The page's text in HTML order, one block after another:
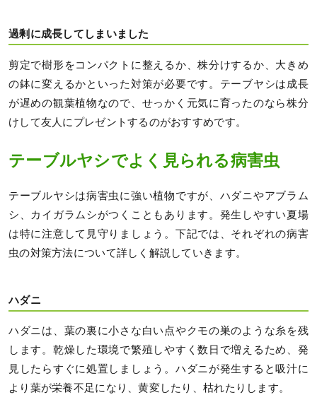
過剰に成長してしまいました
剪定で樹形をコンパクトに整えるか、株分けするか、大きめ
の鉢に変えるかといった対策が必要です。テーブヤシは成長
が遅めの観葉植物なので、せっかく元気に育ったのなら株分
けして友人にプレゼントするのがおすすめです。
テーブルヤシでよく見られる病害虫
テーブルヤシは病害虫に強い植物ですが、ハダニやアブラム
シ、カイガラムシがつくこともあります。発生しやすい夏場
は特に注意して見守りましょう。下記では、それぞれの病害
虫の対策方法について詳しく解説していきます。
ハダニ
ハダニは、葉の裏に小さな白い点やクモの巣のような糸を残
します。乾燥した環境で繁殖しやすく数日で増えるため、発
見したらすぐに処置しましょう。ハダニが発生すると吸汁に
より葉が栄養不足になり、黄変したり、枯れたりします。